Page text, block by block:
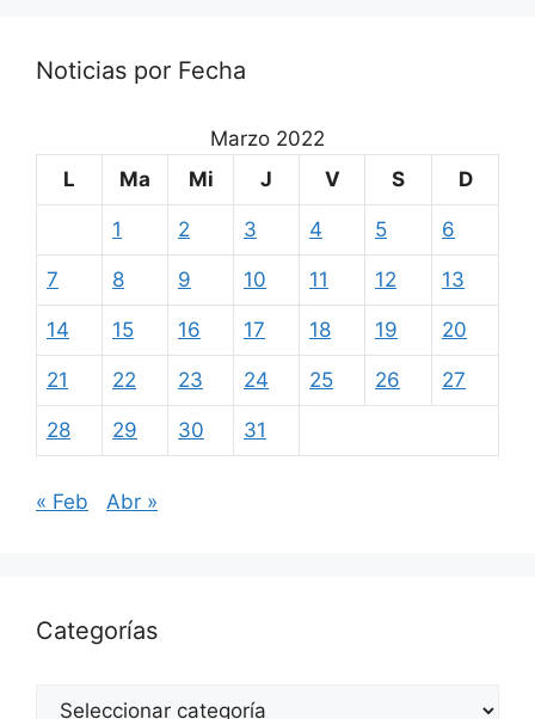
Noticias por Fecha
Marzo 2022
L
Ma Mi J V S D
1 2 3 4 5 6
7 8 9 10 11 12 13
14 15 16 17 18 19 20
21 22 23 24 25 26 27
28 29 30 31
« Feb Abr »
Categorías
Categorías